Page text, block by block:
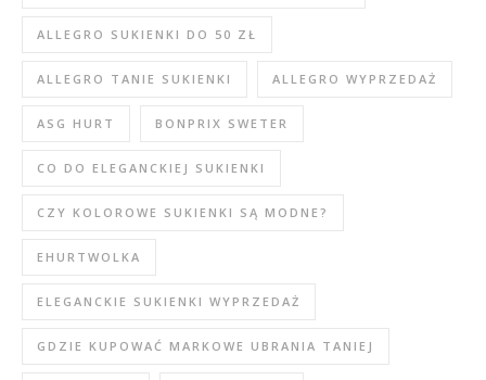
ALLEGRO SUKIENKI DO 50 ZŁ
ALLEGRO TANIE SUKIENKI ALLEGRO WYPRZEDAŻ
ASG HURT BONPRIX SWETER
CO DO ELEGANCKIEJ SUKIENKI
CZY KOLOROWE SUKIENKI SĄ MODNE?
EHURTWOLKA
ELEGANCKIE SUKIENKI WYPRZEDAŻ
GDZIE KUPOWAĆ MARKOWE UBRANIA TANIEJ